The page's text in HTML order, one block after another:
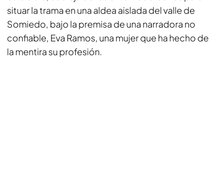
situar la trama en una aldea aislada del valle de
Somiedo, bajo la premisa de una narradora no
confiable, Eva Ramos, una mujer que ha hecho de
la mentira su profesión.